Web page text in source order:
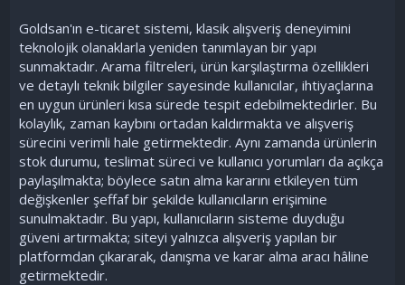
Goldsan'ın e-ticaret sistemi, klasik alışveriş deneyimini
teknolojik olanaklarla yeniden tanımlayan bir yapı
sunmaktadır. Arama filtreleri, ürün karşılaştırma özellikleri
ve detaylı teknik bilgiler sayesinde kullanıcılar, ihtiyaçlarına
en uygun ürünleri kısa sürede tespit edebilmektedirler. Bu
kolaylık, zaman kaybını ortadan kaldırmakta ve alışveriş
sürecini verimli hale getirmektedir. Aynı zamanda ürünlerin
stok durumu, teslimat süreci ve kullanıcı yorumları da açıkça
paylaşılmakta; böylece satın alma kararını etkileyen tüm
değişkenler şeffaf bir şekilde kullanıcıların erişimine
sunulmaktadır. Bu yapı, kullanıcıların sisteme duyduğu
güveni artırmakta; siteyi yalnızca alışveriş yapılan bir
platformdan çıkararak, danışma ve karar alma aracı hâline
getirmektedir.